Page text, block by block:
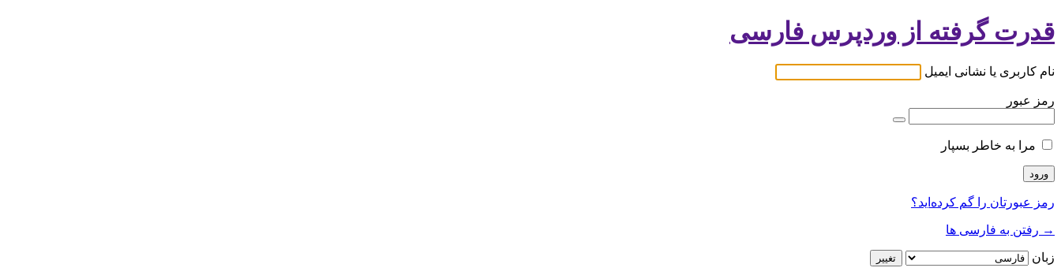
قدرت گرفته از وردپرس فارسی
نام کاربری یا نشانی ایمیل
رمز عبور
مرا به خاطر بسپار
رمز عبورتان را گم کرده‌اید؟
→ رفتن به فارسی ها
زبان